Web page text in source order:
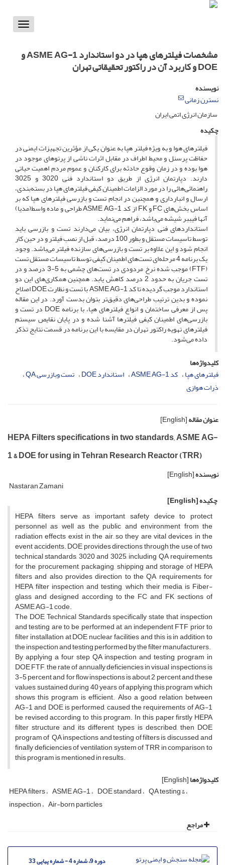
Toggle
مشخصات فیلترهای هپا در دو استاندارد ASME AG-1 و
DOE و کاربرد آن در راکتور تحقیقاتی تهران
نویسنده
نسترن زمانی
سازمان انرژی اتمی ایران
چکیده
فیلترهای هوا و به ویژه فیلتر هپا به عنوان یکی از مؤثرین تجهیزات ایمنی در
حفاظت پرسنل و محیط اطراف در مقابل اثرات ناشی از پرتوهای موجود در
هوا بوده و در زمان وقوع حادثه برای کارکنان و عموم مردم اهمیت حیاتی
دارند. دپارتمان انرژی از طریق دو استاندارد فنی 3020 و 3025
راهنمائی‌هائی را در مورد الزامات اطمینان کیفی فیلترهای هپا در بسته‌بندی،
ارسال و انبار‌داری و همچنین در انجام تست و بازرسی فیلترهای هپا که بر
اساس بخش‌های FC و FK از کد ASME AG-1 طراحی و ماده واسط(مدیا)
آنها فیببر شیشه‌ می‌باشد، فراهم می‌نماید.
استانداردهای فنی دپارتمان انرژی، بیان می‌دارند تست و بازرسی باید
توسط تاسیسات مستقل و بطور 100 درصد، قبل از نصب فیلتر و در حین کار
انجام شود و این علاوه بر تست و بازرسی‌های سازنده فیلتر می‌باشد. وجود
یک برنامه 4 مرحله‌ای تست‌های اطمینان کیفی توسط تاسیسات مستقل تست
(FTF) موجب شده نرخ مردودی در تست‌های چشمی به 5-3 درصد و در
تست جریان به حدود 2 درصد کاهش یابد. همچنین همکاری‌های این دو
استاندارد موجب گردیده تا کد ASME AG-1 با تست و نظارت DOE اصلاح
نموده و بدین ترتیب طراحی‌های دقیق‌تر بتوان بدست آورد. در این مقاله
پس از معرفی ساختمان و انواع فیلترهای هپا، با برنامه DOE در تست و
بازرسی‌های اطمینان کیفی فیلترها آشنا شده و در پایان نقایص سیستم
فیلترهای تهویه راکتور تهران در مقایسه با این برنامه در قسمت نتایج تذکر
داده می‌شود.
کلیدواژه‌ها
فیلترهای هپا کد ASME AG-1 استاندارد DOE
تست وبازرسی QA
ذرات هوازی
عنوان مقاله[English]
HEPA Filters specifications in two standards, ASME AG-
1 & DOE for using in Tehran Research Reactor (TRR)
نویسنده[English]
Nastaran Zamani
چکیده[English]
HEPA filters serve as important safety device to protect
personnel as well as the public and environment from the
radiation effects exist in the air, so they are vital devices in the
event accidents. DOE provides directions through the use of two
technical standards, 3020 and 3025, including QA requirements
for the procurement, packaging, shipping and storage of HEPA
filters and also provides direction to the QA requirements for
HEPA filter inspection and testing, which their media is Fiber-
glass and designed according to the FC and FK sections of
ASME AG-1 code.
The DOE Technical Standards specifically state that inspection
and testing are to be performed at an independent FTF prior to
filter installation at DOE nuclear facilities and this is in addition to
the inspection and testing performed by the filter manufacturers.
By applying a four step QA inspection and testing program in
DOE FTF, the rate of annually deficiencies in visual inspections is
3-5 percent and for flow inspections is about 2 percent and these
values sustained during 40 years of applying this program which
shows this program is efficient. Also a good relation between
AG-1 and DOE is performed, caused the requirements of AG-1
be revised according to this program. In this paper firstly HEPA
filter structure and its different types is described, then DOE
program of QA inspections and testing of filters is discussed, and
finally deficiencies of ventilation system of TRR in comparison to
this program is mentioned in results.
کلیدواژه‌ها[English]
HEPA filters ASME AG-1 DOE standard QA testing &
inspection Air-born particles
مراجع
دوره 9، شماره 4 - شماره پیاپی 33